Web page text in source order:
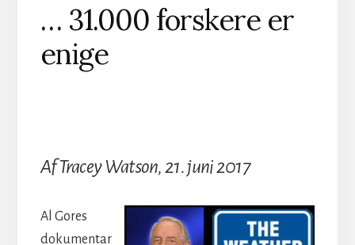
… 31.000 forskere er
enige
Af Tracey Watson, 21. juni 2017
Al Gores
dokumentar